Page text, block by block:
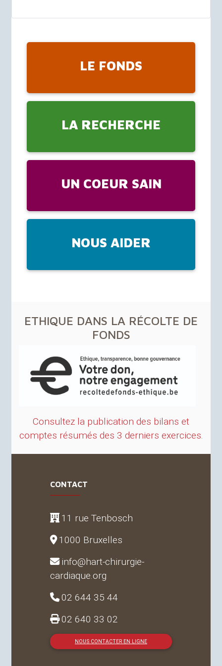
LE FONDS
LA RECHERCHE
UN COEUR SAIN
NOUS AIDER
ETHIQUE DANS LA RÉCOLTE DE
FONDS
Consultez la publication des bilans et
comptes résumés des 3 derniers exercices.
CONTACT
11 rue Tenbosch
1000 Bruxelles
info@hart-chirurgie-
cardiaque.org
02 644 35 44
02 640 33 02
NOUS CONTACTER EN LIGNE